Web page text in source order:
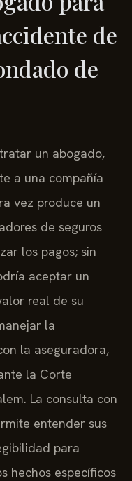
de
de
un abogado,
a una compañía
vez produce un
de seguros
los pagos; sin
aceptar un
real de su
la
la aseguradora,
la Corte
La consulta con
entender sus
para
hechos específicos